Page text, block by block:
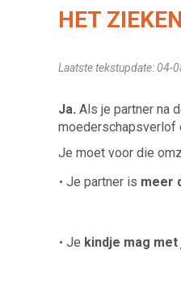
HET
Laatste tekstupdate: 04-
Ja. Als je partner na
moederschapsverlof
Je moet voor die
Je partner is meer
Je kindje mag met